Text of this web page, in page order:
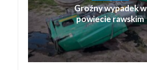
Groźny wypadek w
powiecie rawskim